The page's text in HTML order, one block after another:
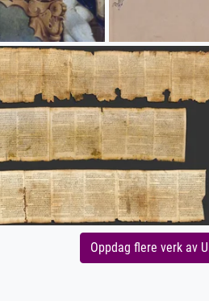
Oppdag flere verk av